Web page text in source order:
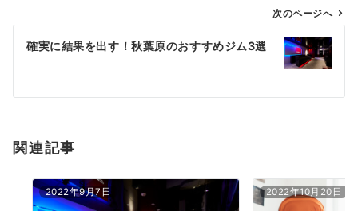
次のページへ
確実に結果を出す！秋葉原のおすすめジム3選
関連記事
2022年9月7日 2022年10月20日